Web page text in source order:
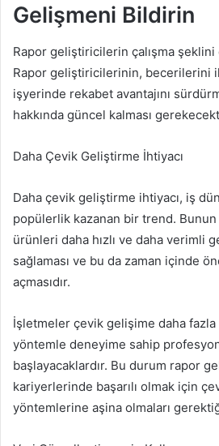
Gelişmeni Bildirin
Rapor geliştiricilerin çalışma
Rapor geliştiricilerinin, becerilerini
işyerinde rekabet avantajını
hakkında güncel kalması
Daha Çevik Geliştirme İhtiyacı
Daha çevik geliştirme ihtiyacı, iş
popülerlik kazanan bir trend.
ürünleri daha hızlı ve daha verimli
sağlaması ve bu da zaman içinde
açmasıdır.
İşletmeler çevik gelişime daha
yöntemle deneyime sahip
başlayacaklardır. Bu durum rapor
kariyerlerinde başarılı olmak için
yöntemlerine aşina olmaları